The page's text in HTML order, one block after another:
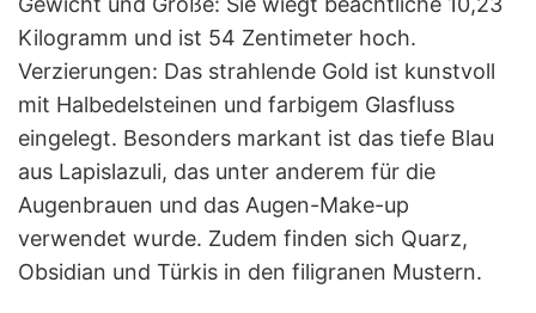
Kilogramm und ist 54 Zentimeter hoch.
Verzierungen: Das strahlende Gold ist kunstvoll
mit Halbedelsteinen und farbigem Glasfluss
eingelegt. Besonders markant ist das tiefe Blau
aus Lapislazuli, das unter anderem für die
Augenbrauen und das Augen-Make-up
verwendet wurde. Zudem finden sich Quarz,
Obsidian und Türkis in den filigranen Mustern.